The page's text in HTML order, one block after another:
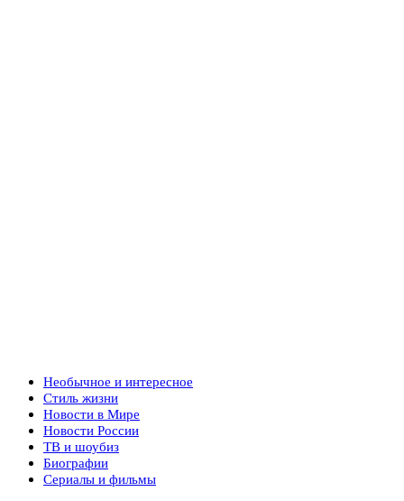
Необычное и интересное
Стиль жизни
Новости в Мире
Новости России
ТВ и шоубиз
Биографии
Сериалы и фильмы